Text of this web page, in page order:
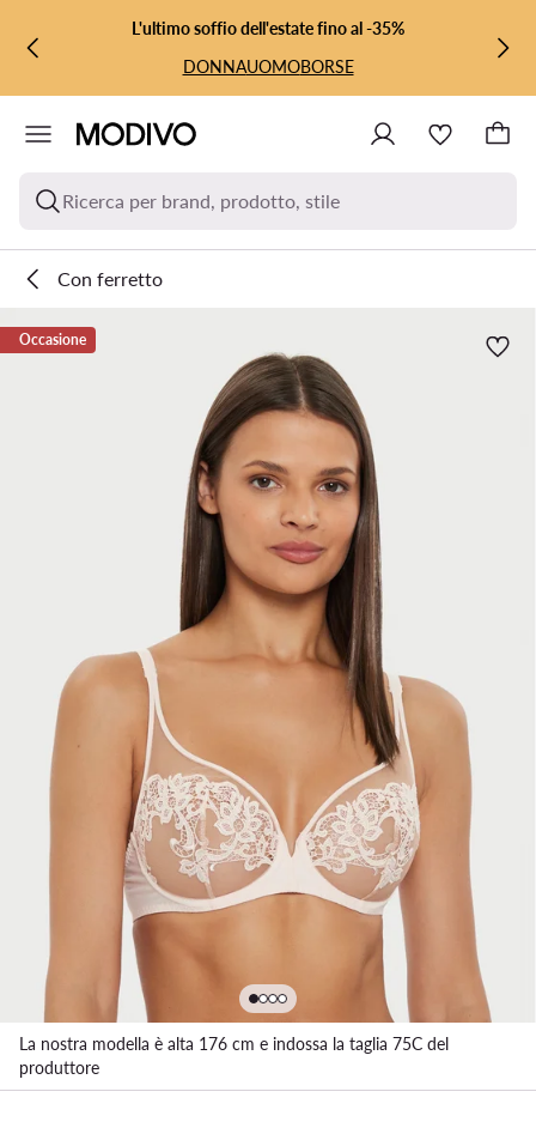
VAI AL CONTENUTO PRINCIPALE
VAI ALLA RICERCAL'ultimo soffio dell'estate fino al -35%
DONNAUOMOBORSE
Ricerca per brand, prodotto, stile
Con ferretto
Occasione
La nostra modella è alta 176 cm e indossa la taglia 75C del
produttore